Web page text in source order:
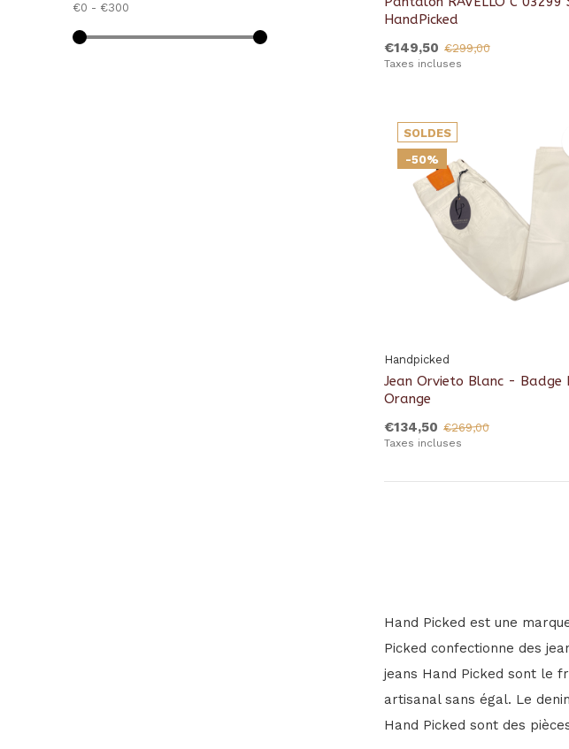
HandPicked
€149,50 €299,00
Taxes incluses
SOLDES
-50%
Handpicked
Jean Orvieto Blanc - Badge
Orange
€134,50 €269,00
Taxes incluses
Hand Picked est une
Picked confectionne des
jeans Hand Picked sont le
artisanal sans égal. Le
Hand Picked sont des
€0 - €300